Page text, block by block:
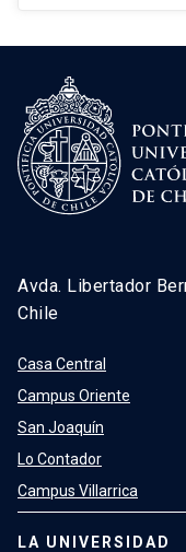
Avda. Libertador
Chile
Casa Central
Campus Oriente
San Joaquín
Lo Contador
Campus Villarrica
LA UNIVERSIDAD